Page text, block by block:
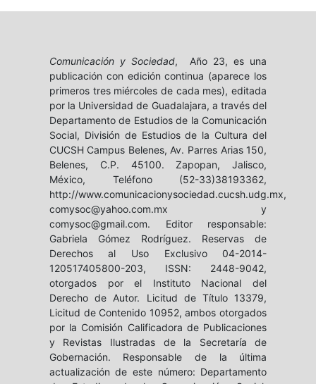
Comunicación y Sociedad, Año 23, es una
publicación con edición continua (aparece los
primeros tres miércoles de cada mes), editada
por la Universidad de Guadalajara, a través del
Departamento de Estudios de la Comunicación
Social, División de Estudios de la Cultura del
CUCSH Campus Belenes, Av. Parres Arias 150,
Belenes, C.P. 45100. Zapopan, Jalisco,
México, Teléfono (52-33)38193362,
http://www.comunicacionysociedad.cucsh.udg.mx,
comysoc@yahoo.com.mx y
comysoc@gmail.com. Editor responsable:
Gabriela Gómez Rodríguez. Reservas de
Derechos al Uso Exclusivo 04-2014-
120517405800-203, ISSN: 2448-9042,
otorgados por el Instituto Nacional del
Derecho de Autor. Licitud de Título 13379,
Licitud de Contenido 10952, ambos otorgados
por la Comisión Calificadora de Publicaciones
y Revistas Ilustradas de la Secretaría de
Gobernación. Responsable de la última
actualización de este número: Departamento